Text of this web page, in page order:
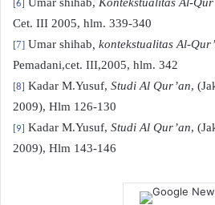
[6]
Cet. III 2005, hlm. 339-340
[7] Umar shihab , kontekstualitas Al-
Pemadani,cet. III,2005, hlm. 342
[8] Kadar M.Yusuf, Studi Al Qur’an,
2009), Hlm 126-130
[9] Kadar M.Yusuf, Studi Al Qur’an,
2009), Hlm 143-146